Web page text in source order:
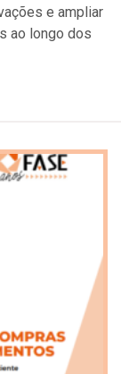
e ampliar
ao longo dos